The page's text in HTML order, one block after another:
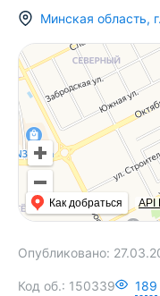
Минская область, г.
Как добраться API
Опубликовано:
Код об.: 150339 189